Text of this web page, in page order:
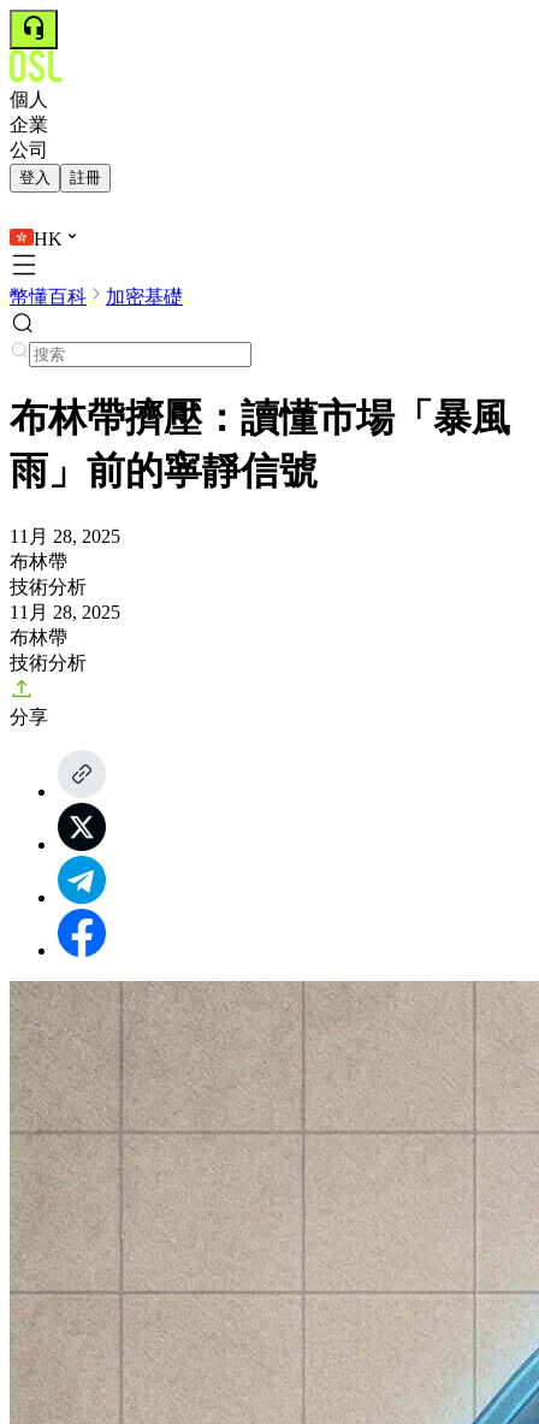
個人
企業
公司
登入 註冊
HK
幣懂百科 加密基礎
布林帶擠壓：讀懂市場「暴風
雨」前的寧靜信號
11月 28, 2025
布林帶
技術分析
11月 28, 2025
布林帶
技術分析
分享